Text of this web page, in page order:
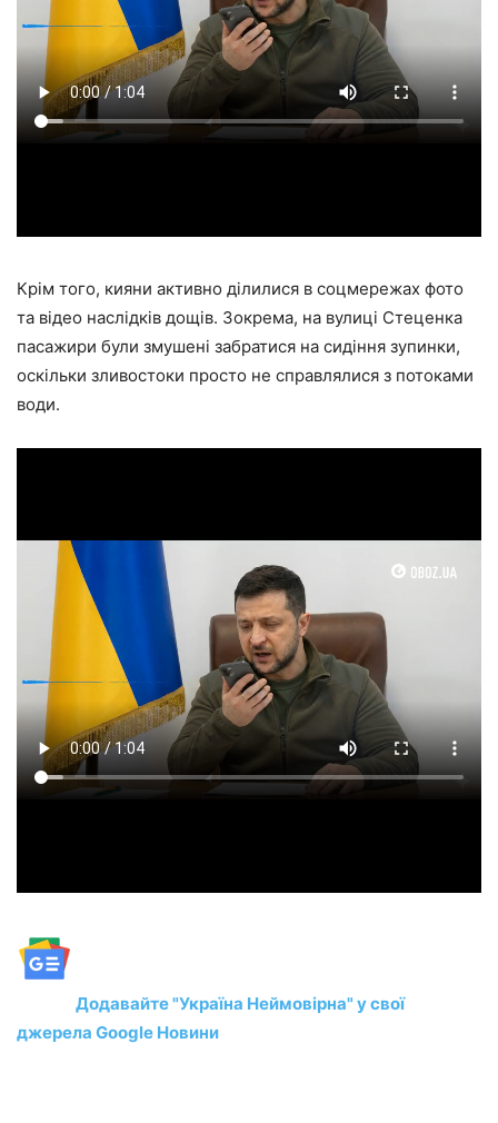
Крім того, кияни активно ділилися в соцмережах фото
та відео наслідків дощів. Зокрема, на вулиці Стеценка
пасажири були змушені забратися на сидіння зупинки,
оскільки зливостоки просто не справлялися з потоками
води.
Додавайте "Україна Неймовірна" у свої
джерела Google Новини